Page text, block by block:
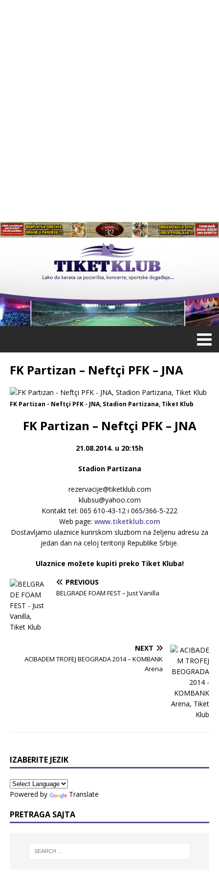
FK Partizan – Neftçi PFK – JNA
FK Partizan - Neftçi PFK - JNA, Stadion Partizana, Tiket Klub
FK Partizan – Neftçi PFK – JNA
21.08.2014. u 20:15h
Stadion Partizana
rezervacije@tiketklub.com
klubsu@yahoo.com
Kontakt tel: 065 610-43-12 i 065/366-5-222
Web page: www.tiketklub.com
Dostavljamo ulaznice kurirskom sluzbom na željenu adresu za
jedan dan na celoj teritoriji Republike Srbije.
Ulaznice možete kupiti preko Tiket Kluba!
PREVIOUS
BELGRADE FOAM FEST – Just Vanilla
NEXT
ACIBADEM TROFEJ BEOGRADA 2014 – KOMBANK
Arena
IZABERITE JEZIK
Powered by Translate
PRETRAGA SAJTA